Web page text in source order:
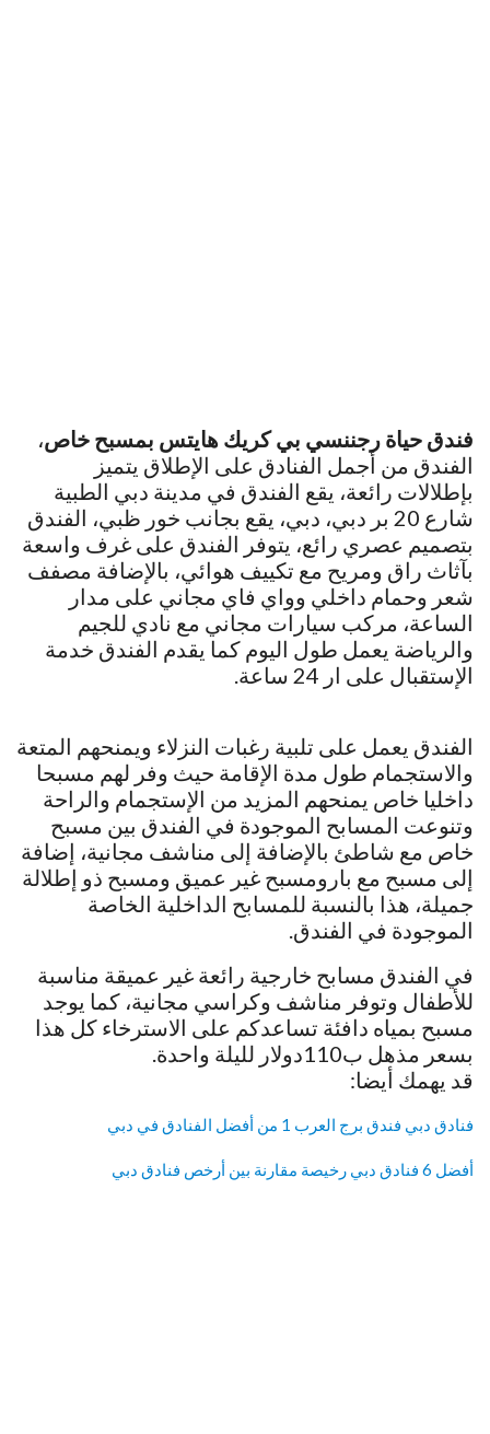
فندق حياة رجننسي بي كريك هايتس بمسبح خاص،
الفندق من أجمل الفنادق على الإطلاق يتميز
بإطلالات رائعة، يقع الفندق في مدينة دبي الطبية
شارع 20 بر دبي، دبي، يقع بجانب خور ظبي، الفندق
بتصميم عصري رائع، يتوفر الفندق على غرف واسعة
بآثاث راق ومريح مع تكييف هوائي، بالإضافة مصفف
شعر وحمام داخلي وواي فاي مجاني على مدار
الساعة، مركب سيارات مجاني مع نادي للجيم
والرياضة يعمل طول اليوم كما يقدم الفندق خدمة
الإستقبال على ار 24 ساعة.
الفندق يعمل على تلبية رغبات النزلاء ويمنحهم المتعة
والاستجمام طول مدة الإقامة حيث وفر لهم مسبحا
داخليا خاص يمنحهم المزيد من الإستجمام والراحة
وتنوعت المسابح الموجودة في الفندق بين مسبح
خاص مع شاطئ بالإضافة إلى مناشف مجانية، إضافة
إلى مسبح مع بارومسبح غير عميق ومسبح ذو إطلالة
جميلة، هذا بالنسبة للمسابح الداخلية الخاصة
الموجودة في الفندق.
في الفندق مسابح خارجية رائعة غير عميقة مناسبة
للأطفال وتوفر مناشف وكراسي مجانية، كما يوجد
مسبح بمياه دافئة تساعدكم على الاسترخاء كل هذا
بسعر مذهل ب110دولار لليلة واحدة.
قد يهمك أيضا:
فنادق دبي فندق برج العرب 1 من أفضل الفنادق في دبي
أفضل 6 فنادق دبي رخيصة مقارنة بين أرخص فنادق دبي